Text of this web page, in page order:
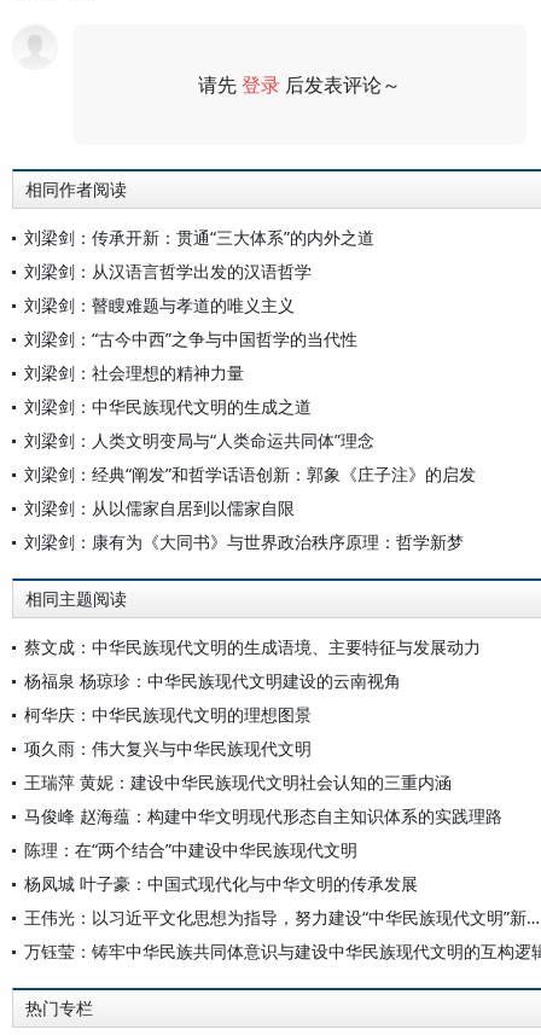
请先登录 后发表评论～
相同作者阅读
刘梁剑：传承开新：贯通“三大体系”的内外之道
刘梁剑：从汉语言哲学出发的汉语哲学
刘梁剑：瞽瞍难题与孝道的唯义主义
刘梁剑：“古今中西”之争与中国哲学的当代性
刘梁剑：社会理想的精神力量
刘梁剑：中华民族现代文明的生成之道
刘梁剑：人类文明变局与“人类命运共同体”理念
刘梁剑：经典“阐发”和哲学话语创新：郭象《庄子注》的启发
刘梁剑：从以儒家自居到以儒家自限
刘梁剑：康有为《大同书》与世界政治秩序原理：哲学新梦
相同主题阅读
蔡文成：中华民族现代文明的生成语境、主要特征与发展动力
杨福泉 杨琼珍：中华民族现代文明建设的云南视角
柯华庆：中华民族现代文明的理想图景
项久雨：伟大复兴与中华民族现代文明
王瑞萍 黄妮：建设中华民族现代文明社会认知的三重内涵
马俊峰 赵海蕴：构建中华文明现代形态自主知识体系的实践理路
陈理：在“两个结合”中建设中华民族现代文明
杨凤城 叶子豪：中国式现代化与中华文明的传承发展
王伟光：以习近平文化思想为指导，努力建设“中华民族现代文明”新形态
万钰莹：铸牢中华民族共同体意识与建设中华民族现代文明的互构逻
热门专栏